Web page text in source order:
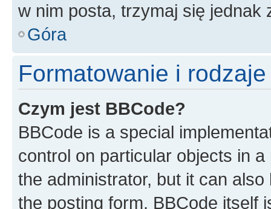
w nim posta, trzymaj się jednak
Góra
Formatowanie i
Czym jest BBCode?
BBCode is a special
control on particular objects in
the administrator, but it can
the posting form. BBCode itself